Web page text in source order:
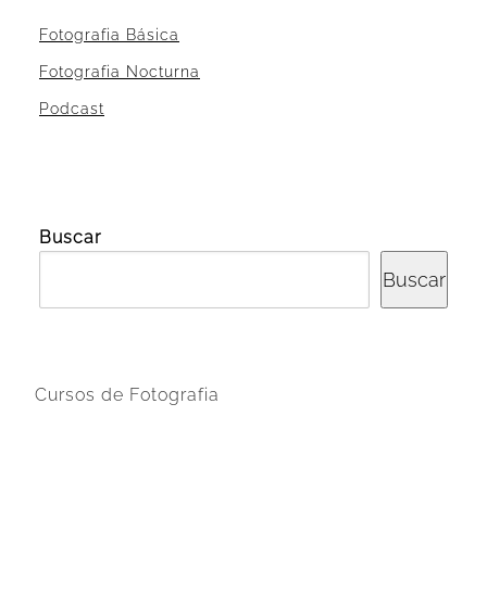
Fotografia Básica
Fotografia Nocturna
Podcast
Buscar
Buscar
Cursos de Fotografia